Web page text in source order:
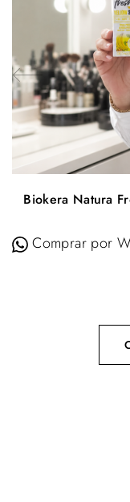
Biokera Natura
Comprar por